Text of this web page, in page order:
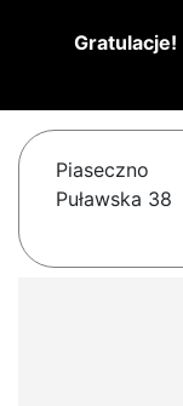
Gratulacje!
Piaseczno
Puławska 38